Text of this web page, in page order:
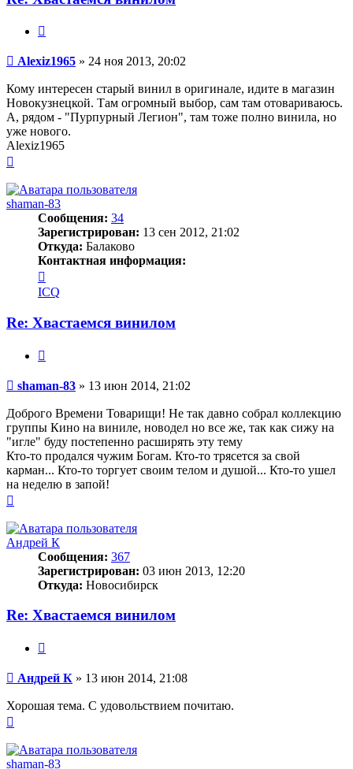
Сообщение
Alexiz1965 » 24 ноя 2013, 20:02
Кому интересен старый винил в оригинале, идите в магазин
Новокузнецкой. Там огромный выбор, сам там отовариваюсь.
А, рядом - "Пурпурный Легион", там тоже полно винила, но
уже нового.
Alexiz1965
началу
shaman-83
Сообщения: 34
Зарегистрирован: 13 сен 2012, 21:02
Откуда: Балаково
Контактная информация:
информация
пользователя
83
ICQ
Re: Хвастаемся винилом
Сообщение
shaman-83 » 13 июн 2014, 21:02
Доброго Времени Товарищи! Не так давно собрал коллекцию
группы Кино на виниле, новодел но все же, так как сижу на
"игле" буду постепенно расширять эту тему
Кто-то продался чужим Богам. Кто-то трясется за свой
карман... Кто-то торгует своим телом и душой... Кто-то ушел
на неделю в запой!
началу
Андрей К
Сообщения: 367
Зарегистрирован: 03 июн 2013, 12:20
Откуда: Новосибирск
Re: Хвастаемся винилом
Сообщение
Андрей К » 13 июн 2014, 21:08
Хорошая тема. С удовольствием почитаю.
началу
shaman-83